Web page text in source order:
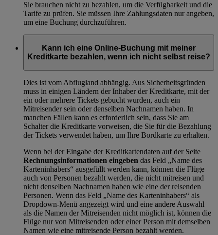
Sie brauchen nicht zu bezahlen, um die Verfügbarkeit und die
Tarife zu prüfen. Sie müssen Ihre Zahlungsdaten nur angeben,
um eine Buchung durchzuführen.
Kann ich eine Online-Buchung mit meiner
Kreditkarte bezahlen, wenn ich nicht selbst reise?
Dies ist vom Abflugland abhängig. Aus Sicherheitsgründen
muss in einigen Ländern der Inhaber der Kreditkarte, mit der
ein oder mehrere Tickets gebucht wurden, auch ein
Mitreisender sein oder denselben Nachnamen haben. In
manchen Fällen kann es erforderlich sein, dass Sie am
Schalter die Kreditkarte vorweisen, die Sie für die Bezahlung
der Tickets verwendet haben, um Ihre Bordkarte zu erhalten.
Wenn bei der Eingabe der Kreditkartendaten auf der Seite
Rechnungsinformationen eingeben das Feld „Name des
Karteninhabers“ ausgefüllt werden kann, können die Flüge
auch von Personen bezahlt werden, die nicht mitreisen und
nicht denselben Nachnamen haben wie eine der reisenden
Personen. Wenn das Feld „Name des Karteninhabers“ als
Dropdown-Menü angezeigt wird und eine andere Auswahl
als die Namen der Mitreisenden nicht möglich ist, können die
Flüge nur von Mitreisenden oder einer Person mit demselben
Namen wie eine mitreisende Person bezahlt werden.